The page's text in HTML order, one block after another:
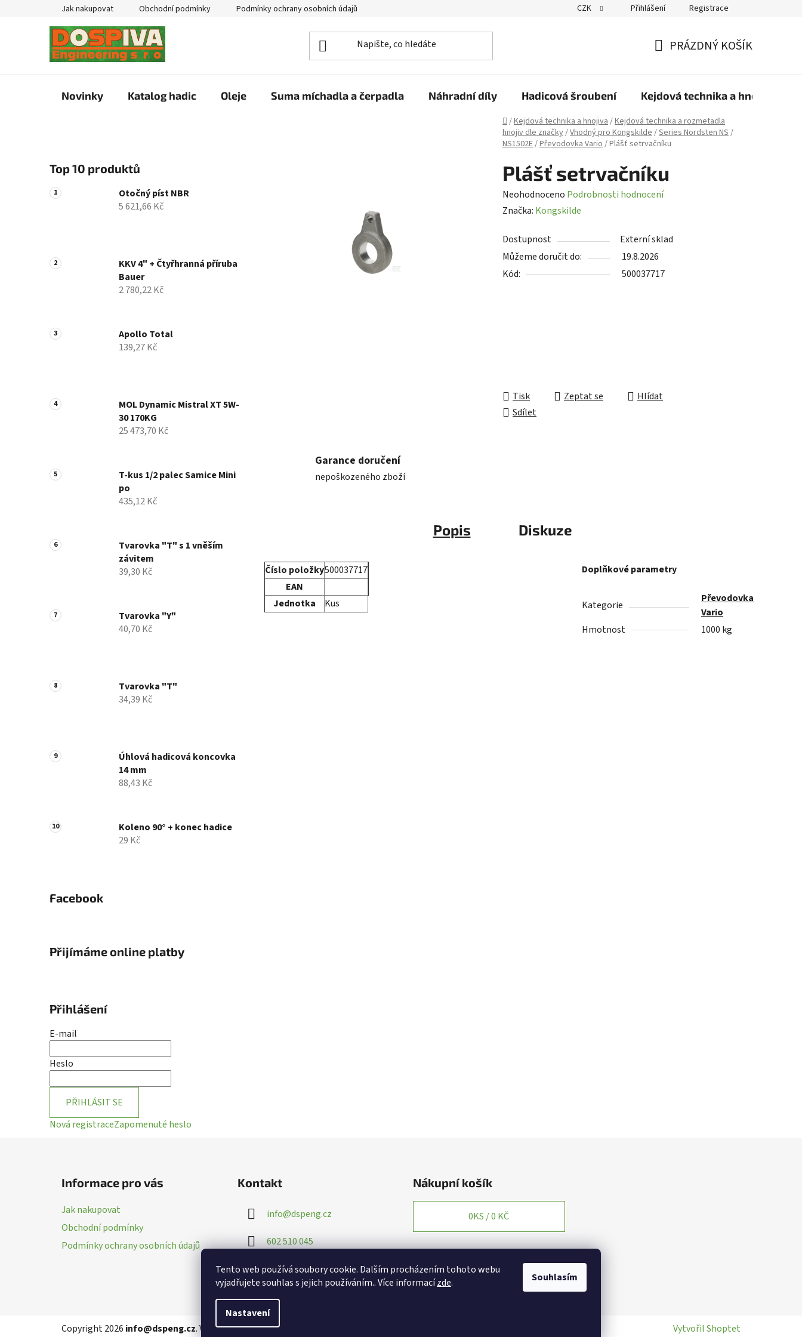
Tento web používá soubory cookie. Dalším procházením tohoto webu
vyjadřujete souhlas s jejich používáním.. Více informacízde.
Nastavení
Souhlasím
Jak nakupovat Obchodní podmínky Podmínky ochrany osobních údajů CZK Přihlášení Registrace
KOŠÍK
PRÁZDNÝ KOŠÍK
Novinky Katalog hadic Oleje Suma míchadla a čerpadla Náhradní díly Hadicová šroubení Kejdová technika a hnojiva
Domů
/Kejdová technika a hnojiva/Kejdová technika a rozmetadla
hnojiv dle značky/Vhodný pro Kongskilde/Series Nordsten NS/
NS1502E/Převodovka Vario/Plášť setrvačníku
o
s
t
n
n
e
Top 10 produktů
Otočný píst NBR
5 621,66 Kč
KKV 4" + Čtyřhranná příruba
Bauer
2 780,22 Kč
Apollo Total
139,27 Kč
MOL Dynamic Mistral XT 5W-
30 170KG
25 473,70 Kč
T-kus 1/2 palec Samice Mini
po
435,12 Kč
Tvarovka "T" s 1 vněším
závitem
39,30 Kč
Tvarovka "Y"
40,70 Kč
Tvarovka "T"
34,39 Kč
Úhlová hadicová koncovka
14 mm
88,43 Kč
Koleno 90° + konec hadice
29 Kč
Facebook
Přijímáme online platby
Přihlášení
E-mail
Heslo
PŘIHLÁSIT SE
Nová registraceZapomenuté heslo
Plášť setrvačníku
Průměrné
hodnocení
je
0,0
z
Neohodnoceno Podrobnosti hodnocení
Značka: Kongskilde
Dostupnost
Externí sklad
Můžeme doručit do:
19.8.2026
Kód:
500037717
Tisk Zeptat se
Hlídat
Sdílet
Garance doručení
nepoškozeného zboží
Popis Diskuze
Číslo položky500037717
EAN
Jednotka
Kus
Doplňkové parametry
Kategorie
Převodovka
Vario
Hmotnost
1000 kg
Informace pro vás
Jak nakupovat
Obchodní podmínky
Podmínky ochrany osobních údajů
Kontakt
info@dspeng.cz
602 510 045
Nákupní košík
0KS /0 KČ
Vytvořil Shoptet
Copyright 2026 info@dspeng.cz. Všechna práva vyhrazena.